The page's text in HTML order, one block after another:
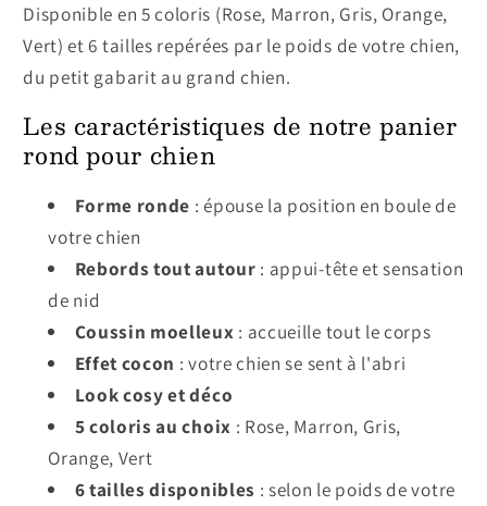
Disponible en 5 coloris (Rose, Marron, Gris, Orange,
Vert) et 6 tailles repérées par le poids de votre chien,
du petit gabarit au grand chien.
Les caractéristiques de notre panier
rond pour chien
Forme ronde : épouse la position en boule de
votre chien
Rebords tout autour : appui-tête et sensation
de nid
Coussin moelleux : accueille tout le corps
Effet cocon : votre chien se sent à l'abri
Look cosy et déco
5 coloris au choix : Rose, Marron, Gris,
Orange, Vert
6 tailles disponibles : selon le poids de votre